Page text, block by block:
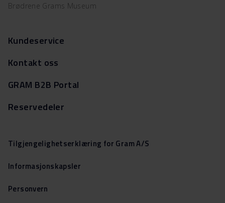
Brødrene Grams Museum
Kundeservice
Kontakt oss
GRAM B2B Portal
Reservedeler
Tilgjengelighetserklæring for Gram A/S
Informasjonskapsler
Personvern